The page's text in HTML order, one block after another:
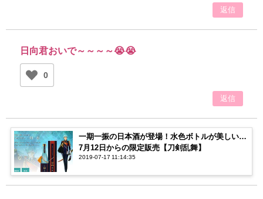
返信
日向君おいで～～～～😭😭
0
返信
一期一振の日本酒が登場！水色ボトルが美しい…
7月12日からの限定販売【刀剣乱舞】
2019-07-17 11:14:35